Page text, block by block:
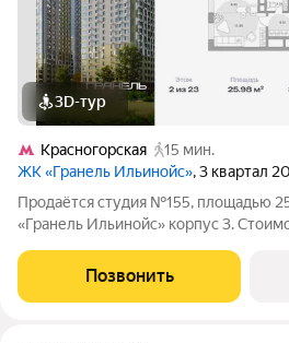
3D-тур
Красногорская
15 мин.
ЖК «Гранель Ильинойс», 3 квартал
Продаётся студия №155, площадью
«Гранель Ильинойс» корпус 3. Стоимость от
улицу. Новый уровень жизни в
впечатляет архитектурой и
Позвонить